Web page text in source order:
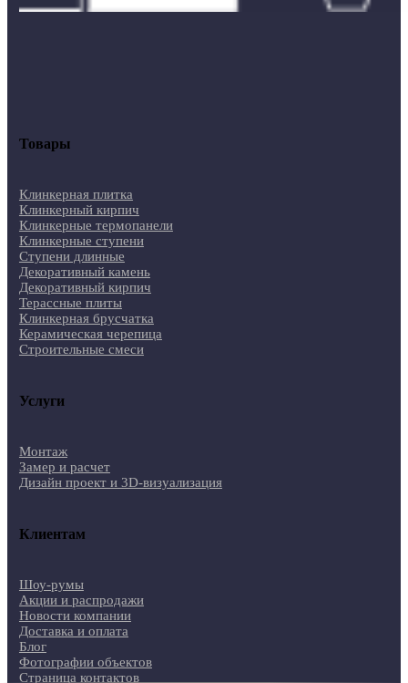
Товары
Клинкерная плитка
Клинкерный кирпич
Клинкерные термопанели
Клинкерные ступени
Ступени длинные
Декоративный камень
Декоративный кирпич
Терассные плиты
Клинкерная брусчатка
Керамическая черепица
Строительные смеси
Услуги
Монтаж
Замер и расчет
Дизайн проект и 3D-визуализация
Клиентам
Шоу-румы
Акции и распродажи
Новости компании
Доставка и оплата
Блог
Фотографии объектов
Страница контактов